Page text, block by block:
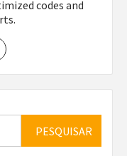
codes and